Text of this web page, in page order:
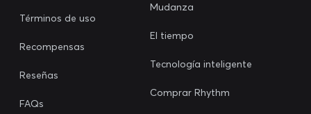
Términos de uso
Recompensas
Reseñas
FAQs
Mudanza
El tiempo
Tecnología inteligente
Comprar Rhythm